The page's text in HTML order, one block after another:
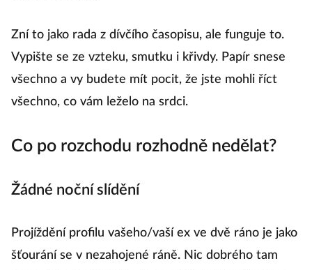
Zní to jako rada z dívčího časopisu, ale funguje to.
Vypište se ze vzteku, smutku i křivdy. Papír snese
všechno a vy budete mít pocit, že jste mohli říct
všechno, co vám leželo na srdci.
Co po rozchodu rozhodně nedělat?
Žádné noční slídění
Projíždění profilu vašeho/vaší ex ve dvě ráno je jako
šťourání se v nezahojené ráně. Nic dobrého tam